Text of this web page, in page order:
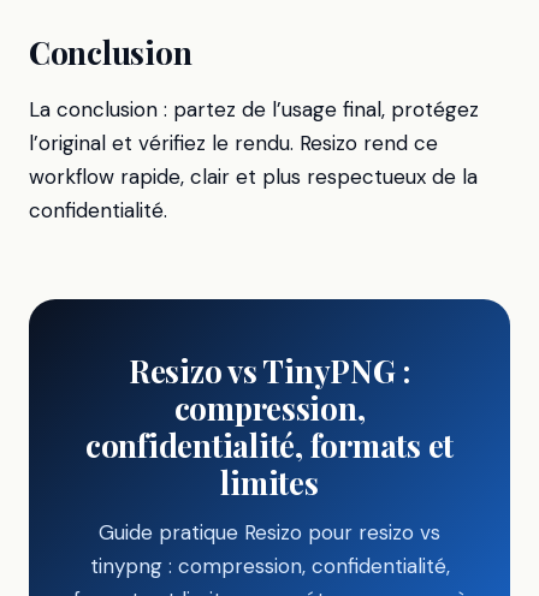
Conclusion
La conclusion : partez de l’usage final, protégez
l’original et vérifiez le rendu. Resizo rend ce
workflow rapide, clair et plus respectueux de la
confidentialité.
Resizo vs TinyPNG :
compression,
confidentialité, formats et
limites
Guide pratique Resizo pour resizo vs
tinypng : compression, confidentialité,